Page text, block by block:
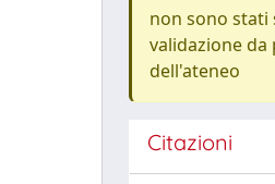
non sono stati
validazione da
dell'ateneo
Citazioni